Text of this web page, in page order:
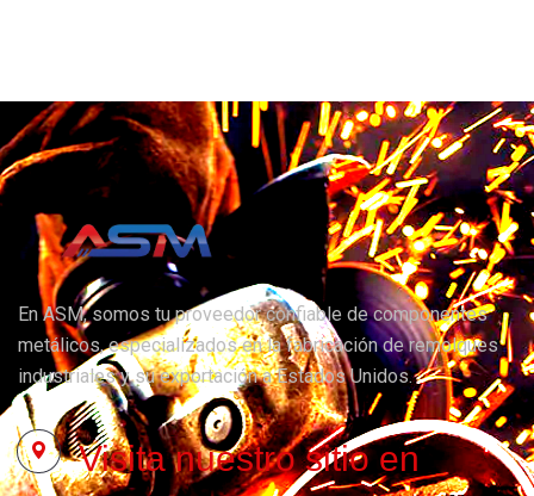
En ASM, somos tu proveedor confiable de componentes
metálicos, especializados en la fabricación de remolques
industriales y su exportación a Estados Unidos.
Visita nuestro sitio en